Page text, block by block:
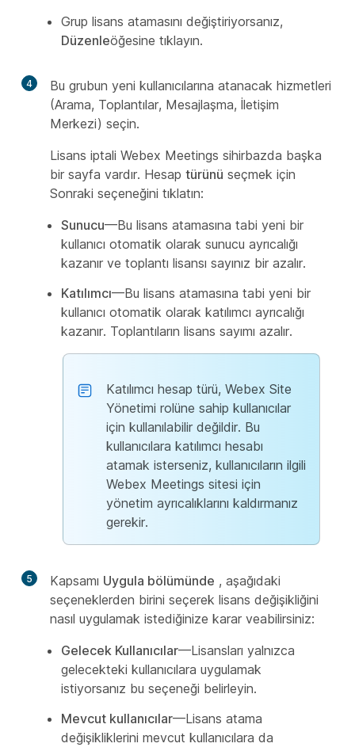
Grup lisans atamasını değiştiriyorsanız,
Düzenleöğesine tıklayın.
4
Bu grubun yeni kullanıcılarına atanacak hizmetleri
(Arama, Toplantılar, Mesajlaşma, İletişim
Merkezi) seçin.
Lisans iptali Webex Meetings sihirbazda başka
bir sayfa vardır. Hesap türünü seçmek için
Sonraki seçeneğini tıklatın:
Sunucu—Bu lisans atamasına tabi yeni bir
kullanıcı otomatik olarak sunucu ayrıcalığı
kazanır ve toplantı lisansı sayınız bir azalır.
Katılımcı—Bu lisans atamasına tabi yeni bir
kullanıcı otomatik olarak katılımcı ayrıcalığı
kazanır. Toplantıların lisans sayımı azalır.
Katılımcı hesap türü, Webex Site
Yönetimi rolüne sahip kullanıcılar
için kullanılabilir değildir. Bu
kullanıcılara katılımcı hesabı
atamak isterseniz, kullanıcıların ilgili
Webex Meetings sitesi için
yönetim ayrıcalıklarını kaldırmanız
gerekir.
5 Kapsamı Uygula bölümünde , aşağıdaki
seçeneklerden birini seçerek lisans değişikliğini
nasıl uygulamak istediğinize karar veabilirsiniz:
Gelecek Kullanıcılar—Lisansları yalnızca
gelecekteki kullanıcılara uygulamak
istiyorsanız bu seçeneği belirleyin.
Mevcut kullanıcılar—Lisans atama
değişikliklerini mevcut kullanıcılara da